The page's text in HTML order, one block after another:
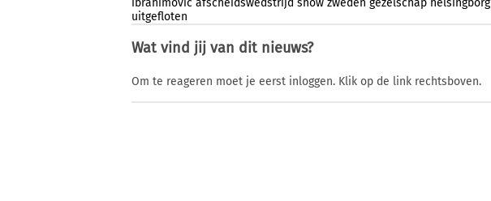
ibrahimovic afscheidswedstrijd show zweden gezelschap helsingborg
uitgefloten
Wat vind jij van dit nieuws?
Om te reageren moet je eerst inloggen. Klik op de link rechtsboven.